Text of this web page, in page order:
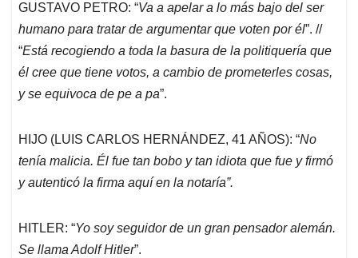
GUSTAVO PETRO: “Va a apelar a lo más bajo del ser
humano para tratar de argumentar que voten por él”. //
“Está recogiendo a toda la basura de la politiquería que
él cree que tiene votos, a cambio de prometerles cosas,
y se equivoca de pe a pa”.
HIJO (LUIS CARLOS HERNÁNDEZ, 41 AÑOS): “No
tenía malicia. Él fue tan bobo y tan idiota que fue y firmó
y autenticó la firma aquí en la notaría”.
HITLER: “Yo soy seguidor de un gran pensador alemán.
Se llama Adolf Hitler”.